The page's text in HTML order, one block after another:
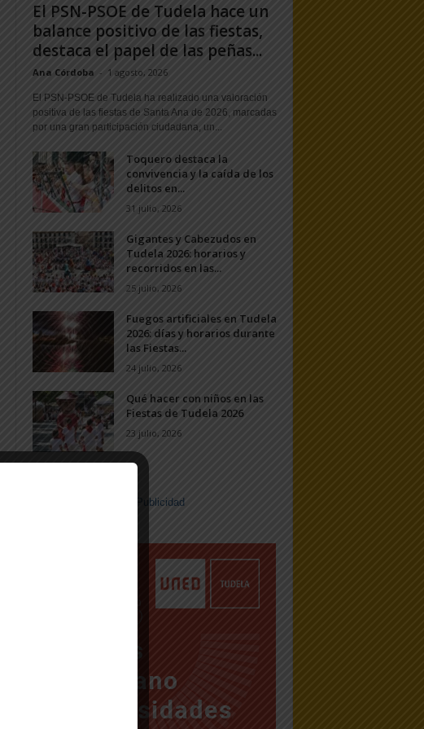
El PSN-PSOE de Tudela hace un
balance positivo de las fiestas,
destaca el papel de las peñas...
Ana Córdoba - 1 agosto, 2026
El PSN-PSOE de Tudela ha realizado una valoración
positiva de las fiestas de Santa Ana de 2026, marcadas
por una gran participación ciudadana, un...
Toquero destaca la
convivencia y la caída de los
delitos en...
31 julio, 2026
Gigantes y Cabezudos en
Tudela 2026: horarios y
recorridos en las...
25 julio, 2026
Fuegos artificiales en Tudela
2026: días y horarios durante
las Fiestas...
24 julio, 2026
Qué hacer con niños en las
Fiestas de Tudela 2026
23 julio, 2026